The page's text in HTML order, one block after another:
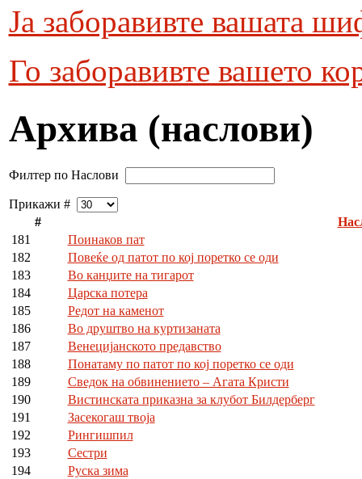
Ја заборавивте вашата
Го заборавивте вашето
Архива (наслови)
Филтер по Наслови
Прикажи #
#
181
Поинаков пат
182
Повеќе од патот по кој поретко се оди
183
Во канџите на тигарот
184
Царска потера
185
Редот на каменот
186
Во друштво на куртизаната
187
Венецијанското предавство
188
Понатаму по патот по кој поретко се оди
189
Сведок на обвинението – Агата Кристи
190
Вистинската приказна за клубот Билдерберг
191
Засекогаш твоја
192
Рингишпил
193
Сестри
194
Руска зима